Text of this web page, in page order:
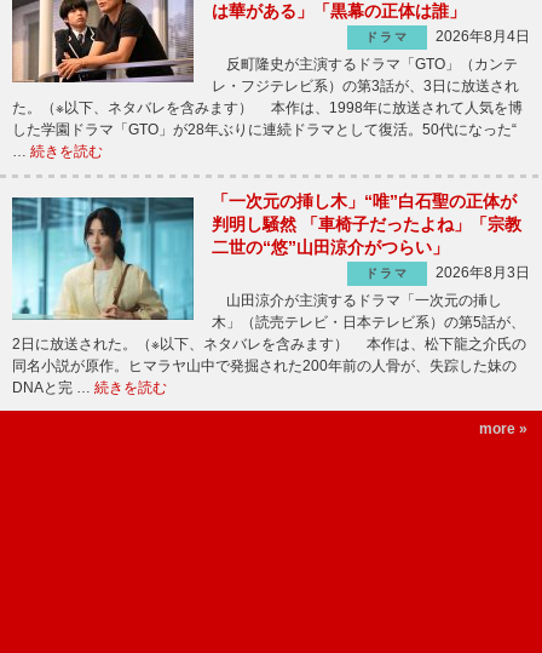
は華がある」「黒幕の正体は誰」
ドラマ
2026年8月4日
反町隆史が主演するドラマ「GTO」（カンテ
レ・フジテレビ系）の第3話が、3日に放送され
た。（※以下、ネタバレを含みます） 本作は、1998年に放送されて人気を博
した学園ドラマ「GTO」が28年ぶりに連続ドラマとして復活。50代になった“
… 続きを読む
「一次元の挿し木」“唯”白石聖の正体が
判明し騒然 「車椅子だったよね」「宗教
二世の“悠”山田涼介がつらい」
ドラマ
2026年8月3日
山田涼介が主演するドラマ「一次元の挿し
木」（読売テレビ・日本テレビ系）の第5話が、
2日に放送された。（※以下、ネタバレを含みます） 本作は、松下龍之介氏の
同名小説が原作。ヒマラヤ山中で発掘された200年前の人骨が、失踪した妹の
DNAと完 … 続きを読む
more »